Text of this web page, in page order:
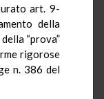
art. 9-
della
“prova”
rigorose
n. 386 del